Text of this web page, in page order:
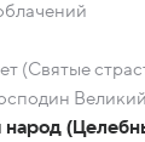
(Святые